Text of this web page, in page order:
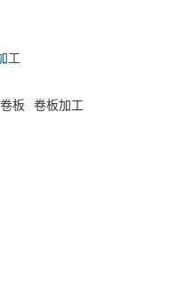
工
卷板 卷板加工